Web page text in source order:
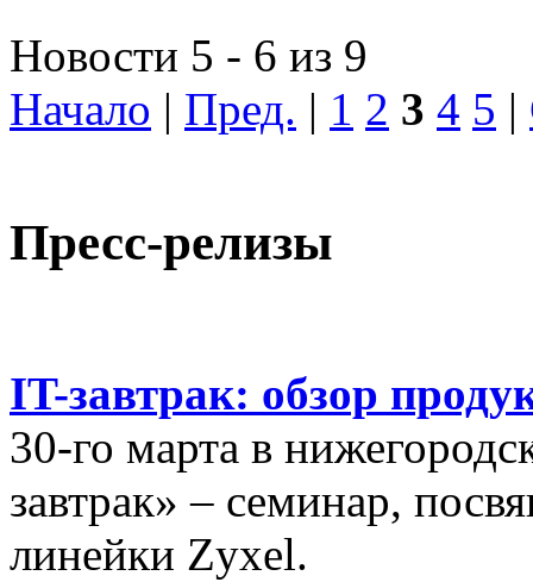
Новости 5 - 6 из 9
Начало | Пред. | 1 2 3 4 5 |
Пресс-релизы
IT-завтрак: обзор
30-го марта в
завтрак» – семинар,
линейки Zyxel.